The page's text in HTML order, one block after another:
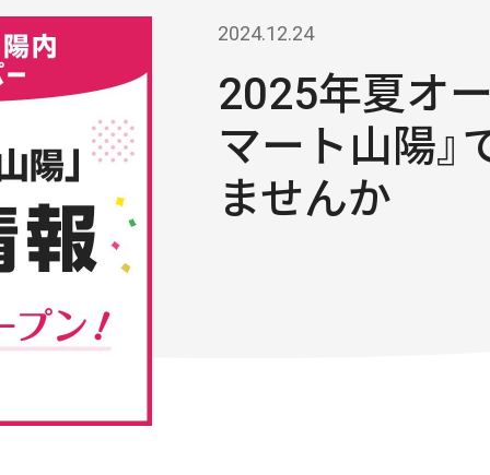
2024.12.24
2025年夏オ
マート山陽』
ませんか